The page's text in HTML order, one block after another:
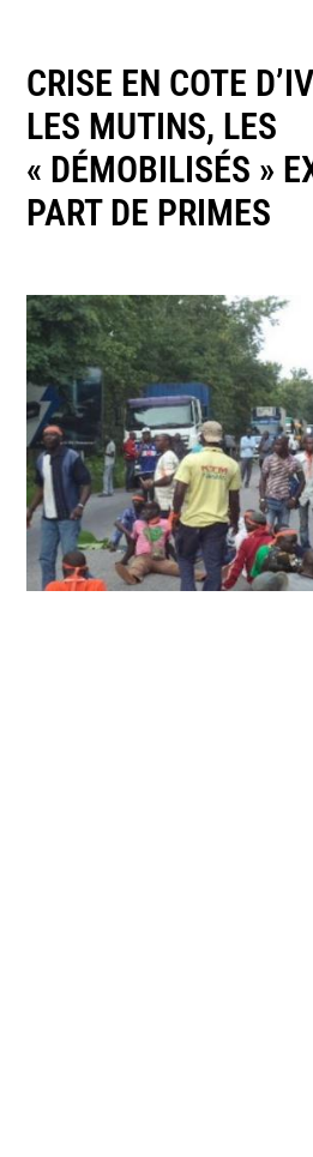
CRISE EN COTE
LES MUTINS, LES
« DÉMOBILISÉS »
PART DE PRIMES